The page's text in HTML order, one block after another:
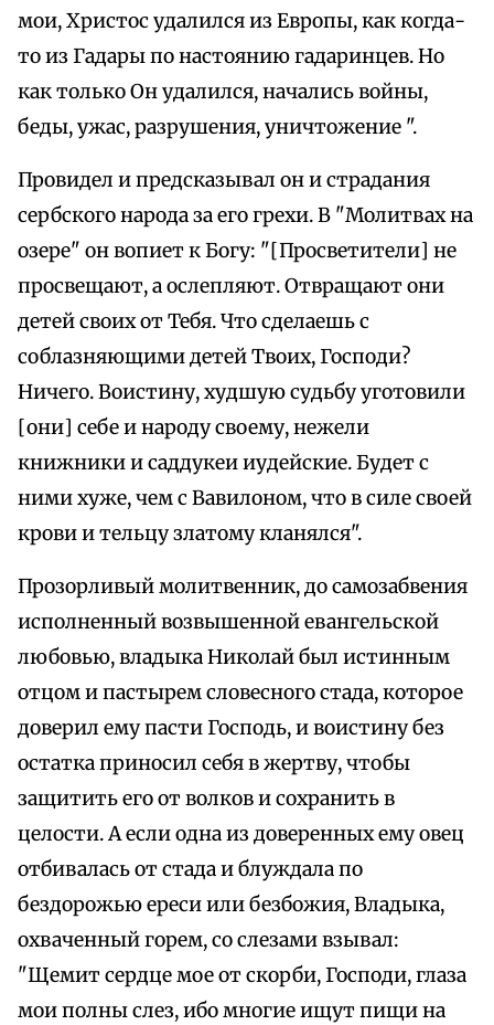
мои, Христос удалился из Европы, как когда-
то из Гадары по настоянию гадаринцев. Но
как только Он удалился, начались войны,
беды, ужас, разрушения, уничтожение ".
Провидел и предсказывал он и страдания
сербского народа за его грехи. В "Молитвах на
озере" он вопиет к Богу: "[Просветители] не
просвещают, а ослепляют. Отвращают они
детей своих от Тебя. Что сделаешь с
соблазняющими детей Твоих, Господи?
Ничего. Воистину, худшую судьбу уготовили
[они] себе и народу своему, нежели
книжники и саддукеи иудейские. Будет с
ними хуже, чем с Вавилоном, что в силе своей
крови и тельцу златому кланялся".
Прозорливый молитвенник, до самозабвения
исполненный возвышенной евангельской
любовью, владыка Николай был истинным
отцом и пастырем словесного стада, которое
доверил ему пасти Господь, и воистину без
остатка приносил себя в жертву, чтобы
защитить его от волков и сохранить в
целости. А если одна из доверенных ему овец
отбивалась от стада и блуждала по
бездорожью ереси или безбожия, Владыка,
охваченный горем, со слезами взывал:
"Щемит сердце мое от скорби, Господи, глаза
мои полны слез, ибо многие ищут пищи на